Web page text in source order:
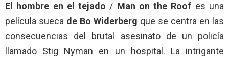
El hombre en el tejado / Man on the Roof es una
película sueca de Bo Widerberg que se centra en las
consecuencias del brutal asesinato de un policía
llamado Stig Nyman en un hospital. La intrigante